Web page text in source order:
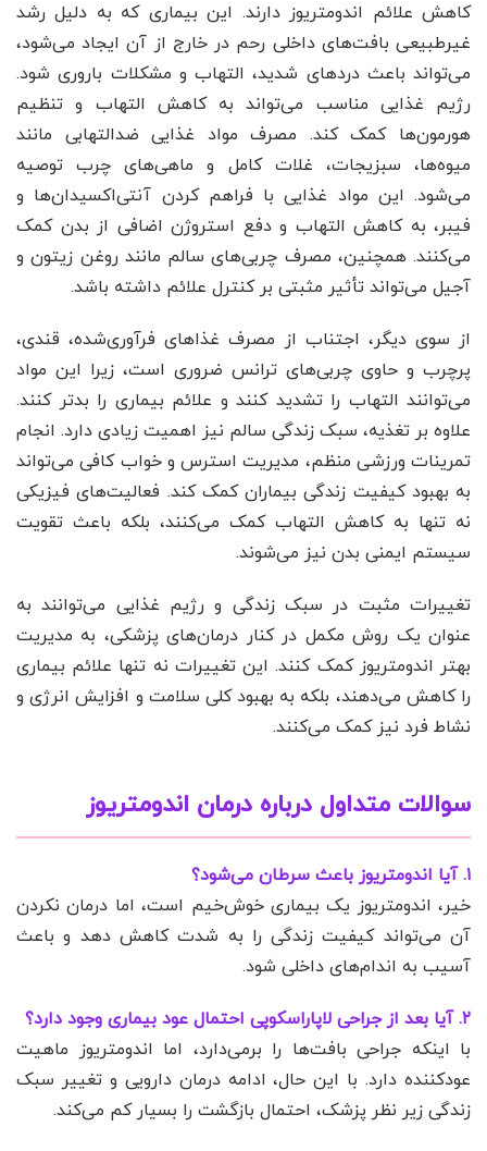
کاهش علائم اندومتریوز دارند. این بیماری که به دلیل رشد
غیرطبیعی بافت‌های داخلی رحم در خارج از آن ایجاد می‌شود،
می‌تواند باعث دردهای شدید، التهاب و مشکلات باروری شود.
رژیم غذایی مناسب می‌تواند به کاهش التهاب و تنظیم
هورمون‌ها کمک کند. مصرف مواد غذایی ضدالتهابی مانند
میوه‌ها، سبزیجات، غلات کامل و ماهی‌های چرب توصیه
می‌شود. این مواد غذایی با فراهم کردن آنتی‌اکسیدان‌ها و
فیبر، به کاهش التهاب و دفع استروژن اضافی از بدن کمک
می‌کنند. همچنین، مصرف چربی‌های سالم مانند روغن زیتون و
آجیل می‌تواند تأثیر مثبتی بر کنترل علائم داشته باشد.
از سوی دیگر، اجتناب از مصرف غذاهای فرآوری‌شده، قندی،
پرچرب و حاوی چربی‌های ترانس ضروری است، زیرا این مواد
می‌توانند التهاب را تشدید کنند و علائم بیماری را بدتر کنند.
علاوه بر تغذیه، سبک زندگی سالم نیز اهمیت زیادی دارد. انجام
تمرینات ورزشی منظم، مدیریت استرس و خواب کافی می‌تواند
به بهبود کیفیت زندگی بیماران کمک کند. فعالیت‌های فیزیکی
نه تنها به کاهش التهاب کمک می‌کنند، بلکه باعث تقویت
سیستم ایمنی بدن نیز می‌شوند.
تغییرات مثبت در سبک زندگی و رژیم غذایی می‌توانند به
عنوان یک روش مکمل در کنار درمان‌های پزشکی، به مدیریت
بهتر اندومتریوز کمک کنند. این تغییرات نه تنها علائم بیماری
را کاهش می‌دهند، بلکه به بهبود کلی سلامت و افزایش انرژی و
نشاط فرد نیز کمک می‌کنند.
سوالات متداول درباره درمان اندومتریوز
۱. آیا اندومتریوز باعث سرطان می‌شود؟
خیر، اندومتریوز یک بیماری خوش‌خیم است، اما درمان نکردن
آن می‌تواند کیفیت زندگی را به شدت کاهش دهد و باعث
آسیب به اندام‌های داخلی شود.
۲. آیا بعد از جراحی لاپاراسکوپی احتمال عود بیماری وجود دارد؟
با اینکه جراحی بافت‌ها را برمی‌دارد، اما اندومتریوز ماهیت
عودکننده دارد. با این حال، ادامه درمان دارویی و تغییر سبک
زندگی زیر نظر پزشک، احتمال بازگشت را بسیار کم می‌کند.